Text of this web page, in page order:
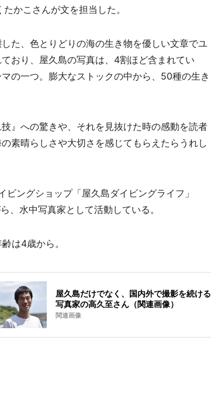
かこさんが文を担当した。
た、色とりどりの海の生き物を優しい文章でユ
おり、屋久島の写真は、4割ほど含まれてい
の一つ。膨大なストックの中から、50種の生き
』への驚きや、それを見抜けた時の感動を読者
素晴らしさや大切さを感じてもらえたらうれし
ングショップ「屋久島ダイビングライフ」
、水中写真家として活動している。
は4歳から。
屋久島だけでなく、国内外で撮影を続ける
写真家の高久至さん（関連画像）
関連画像